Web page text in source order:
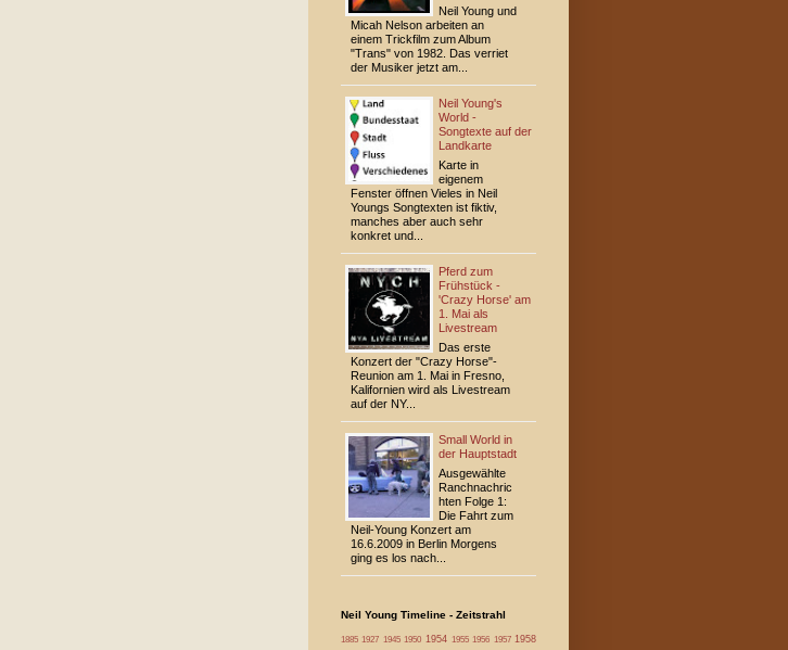
Neil Young und
Micah Nelson arbeiten an
einem Trickfilm zum Album
"Trans" von 1982. Das verriet
der Musiker jetzt am...
Neil Young's
World -
Songtexte auf der
Landkarte
Karte in
eigenem
Fenster öffnen Vieles in Neil
Youngs Songtexten ist fiktiv,
manches aber auch sehr
konkret und...
Pferd zum
Frühstück -
'Crazy Horse' am
1. Mai als
Livestream
Das erste
Konzert der "Crazy Horse"-
Reunion am 1. Mai in Fresno,
Kalifornien wird als Livestream
auf der NY...
Small World in
der Hauptstadt
Ausgewählte
Ranchnachric
hten Folge 1:
Die Fahrt zum
Neil-Young Konzert am
16.6.2009 in Berlin Morgens
ging es los nach...
Neil Young Timeline - Zeitstrahl
18851927 19451950 1954 19551956 1957 1958